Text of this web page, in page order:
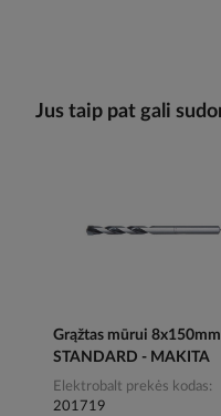
Jus taip pat gali
Grąžtas mūrui 8x150mm
STANDARD - MAKITA
Elektrobalt prekės kodas
201719